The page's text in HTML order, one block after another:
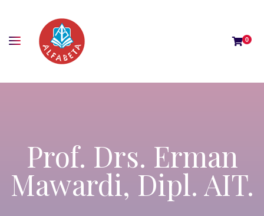
0
Prof. Drs. Erman
Mawardi, Dipl. AIT.